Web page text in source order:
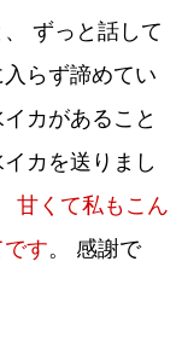
ずっと話して
らず諦めてい
カがあること
カを送りまし
甘くて私もこん
す。 感謝で